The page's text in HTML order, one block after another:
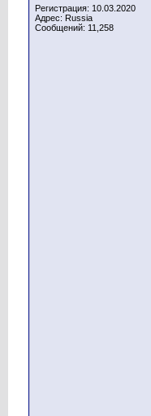
Регистрация: 10.03.2020
Адрес: Russia
Сообщений: 11,258